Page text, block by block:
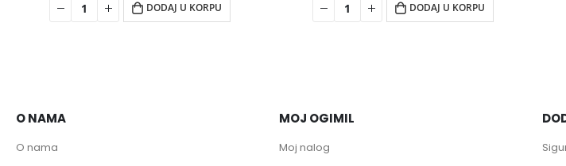
DODAJ U KORPU DODAJ U KORPU
O NAMA
O nama
MOJ OGIMIL
Moj nalog